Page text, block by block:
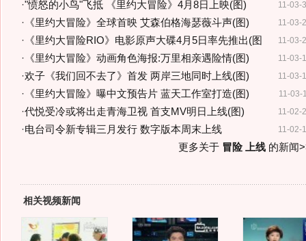
11-03-
·"愤怒的小鸟"飞抵 《里约大冒险》4月8日上映(图)
11-03-
· 《里约大冒险》全球首映 艾森伯格海瑟薇斗声(图)
11-03-
· 《里约大冒险RIO》电影原声大碟4月5日率先推出(图
11-03-
· 《里约大冒险》动画角色海报:万里相亲遇险情(图)
11-03-
·欢子《我们回不去了》首发 两岸三地同时上线(图)
11-03-
· 《里约大冒险》曝中文预告片 蓝天工作室打造(图)
11-02-
·代悦受冷或将出走青海卫视 首支MV明日上线(图)
11-02-
·电台司令新专辑三月发行 数字版本周末上线
更多关于 冒险 上线的新闻
相关视频新闻